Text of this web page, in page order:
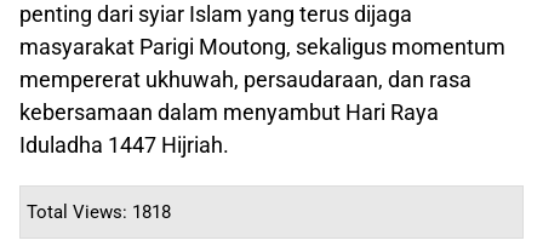
penting dari syiar Islam yang terus dijaga
masyarakat Parigi Moutong, sekaligus momentum
mempererat ukhuwah, persaudaraan, dan rasa
kebersamaan dalam menyambut Hari Raya
Iduladha 1447 Hijriah.
Total Views: 1818